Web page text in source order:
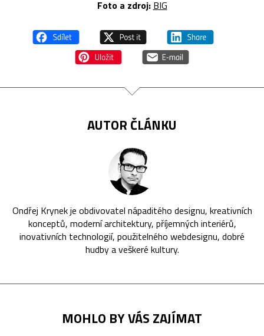
Foto a zdroj: BIG
AUTOR ČLÁNKU
Ondřej Krynek je obdivovatel nápaditého designu, kreativních
konceptů, moderní architektury, příjemných interiérů,
inovativních technologií, použitelného webdesignu, dobré
hudby a veškeré kultury.
MOHLO BY VÁS ZAJÍMAT